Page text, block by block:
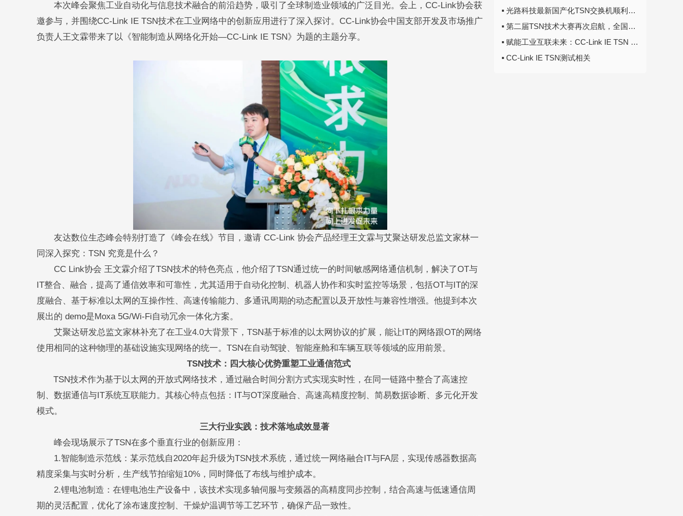
本次峰会聚焦工业自动化与信息技术融合的前沿趋势，吸引了全球制造业领域的广泛目光。会上，CC-Link协会获
邀参与，并围绕CC-Link IE TSN技术在工业网络中的创新应用进行了深入探讨。CC-Link协会中国支部开发及市场推广
负责人王文霖带来了以《智能制造从网络化开始—CC-Link IE TSN》为题的主题分享。
友达数位生态峰会特别打造了《峰会在线》节目，邀请 CC-Link 协会产品经理王文霖与艾聚达研发总监文家林一
同深入探究：TSN 究竟是什么？
CC Link协会 王文霖介绍了TSN技术的特色亮点，他介绍了TSN通过统一的时间敏感网络通信机制，解决了OT与
IT整合、融合，提高了通信效率和可靠性，尤其适用于自动化控制、机器人协作和实时监控等场景，包括OT与IT的深
度融合、基于标准以太网的互操作性、高速传输能力、多通讯周期的动态配置以及开放性与兼容性增强。他提到本次
展出的 demo是Moxa 5G/Wi-Fi自动冗余一体化方案。
艾聚达研发总监文家林补充了在工业4.0大背景下，TSN基于标准的以太网协议的扩展，能让IT的网络跟OT的网络
使用相同的这种物理的基础设施实现网络的统一。TSN在自动驾驶、智能座舱和车辆互联等领域的应用前景。
TSN技术：四大核心优势重塑工业通信范式
TSN技术作为基于以太网的开放式网络技术，通过融合时间分割方式实现实时性，在同一链路中整合了高速控
制、数据通信与IT系统互联能力。其核心特点包括：IT与OT深度融合、高速高精度控制、简易数据诊断、多元化开发
模式。
三大行业实践：技术落地成效显著
峰会现场展示了TSN在多个垂直行业的创新应用：
1.智能制造示范线：某示范线自2020年起升级为TSN技术系统，通过统一网络融合IT与FA层，实现传感器数据高
精度采集与实时分析，生产线节拍缩短10%，同时降低了布线与维护成本。
2.锂电池制造：在锂电池生产设备中，该技术实现多轴伺服与变频器的高精度同步控制，结合高速与低速通信周
期的灵活配置，优化了涂布速度控制、干燥炉温调节等工艺环节，确保产品一致性。
▪ 光路科技最新国产化TSN交换机顺利完成自主可控测试
▪ 第二届TSN技术大赛再次启航，全国征集TSN技术创新案例！
▪ 赋能工业互联未来：CC-Link IE TSN 通信培训圆满收官！
▪ CC-Link IE TSN测试相关